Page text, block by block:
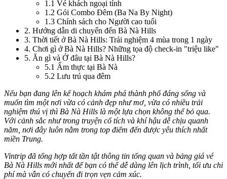
1.1 Vé khách ngoại tỉnh
1.2 Gói Combo Đêm (Ba Na By Night)
1.3 Chính sách cho Người cao tuổi
2. Hướng dẫn di chuyển đến Bà Nà Hills
3. Thời tiết ở Bà Nà Hills: Trải nghiệm 4 mùa trong 1 ngày
4. Chơi gì ở Bà Nà Hills? Những tọa độ check-in "triệu like"
5. Ăn gì và Ở đâu tại Bà Nà Hills?
5.1 Ẩm thực tại Bà Nà
5.2 Lưu trú qua đêm
Nếu bạn đang lên kế hoạch khám phá thành phố đáng sống và
muốn tìm một nơi vừa có cảnh đẹp như mơ, vừa có nhiều trải
nghiệm thú vị thì Bà Nà Hills là một lựa chọn không thể bỏ qua.
Với cảnh sắc như trong truyện cổ tích và khí hậu dễ chịu quanh
năm, nơi đây luôn nằm trong top điểm đến được yêu thích nhất
miền Trung.
Vintrip đã tổng hợp tất tần tật thông tin tổng quan và bảng giá vé
Bà Nà Hills mới nhất để bạn có thể dễ dàng lên lịch trình, tối ưu chi
phí mà vẫn có chuyến đi trọn vẹn cảm xúc.